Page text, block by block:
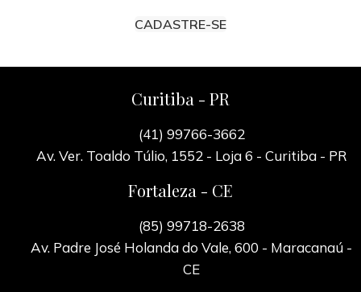
CADASTRE-SE
Curitiba - PR
(41) 99766-3662
Av. Ver. Toaldo Túlio, 1552 - Loja 6 - Curitiba - PR
Fortaleza - CE
(85) 99718-2638
Av. Padre José Holanda do Vale, 600 - Maracanaú -
CE